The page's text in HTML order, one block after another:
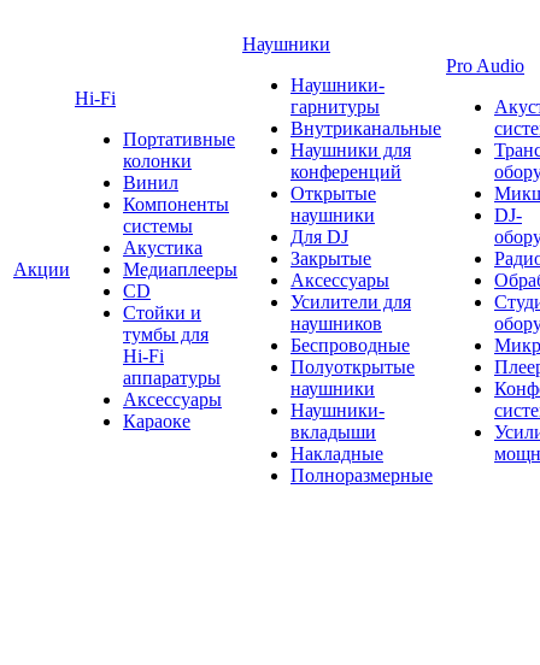
Акции
Hi-Fi
Портативные
колонки
Винил
Компоненты
системы
Акустика
Медиаплееры
CD
Стойки и
тумбы для
Hi-Fi
аппаратуры
Аксессуары
Караоке
Наушники
Наушники-
гарнитуры
Внутриканальные
Наушники для
конференций
Открытые
наушники
Для DJ
Закрытые
Аксессуары
Усилители для
наушников
Беспроводные
Полуоткрытые
наушники
Наушники-
вкладыши
Накладные
Полноразмерные
Pro Audio
DJ-